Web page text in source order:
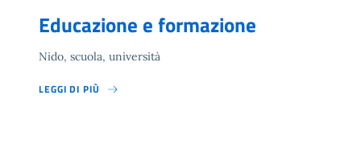
Educazione e formazione
Nido, scuola, università
LEGGI DI PIÙ